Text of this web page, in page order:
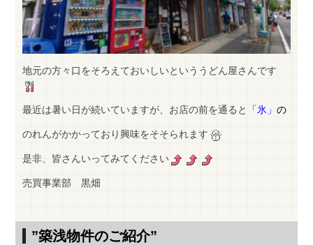
地元の方々口をそろえておいしいといううどん屋さんです
最近は暑い日が続いていますが、お店の前を通ると 「氷」の
のれんがかかっており興味をそそられます
是非、皆さんいってみてください
売買事業部 黒畑
”築浅物件のご紹介”